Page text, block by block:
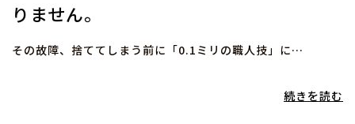
りません。
その故障、捨ててしまう前に「0.1ミリの職人技」に…
続きを読む